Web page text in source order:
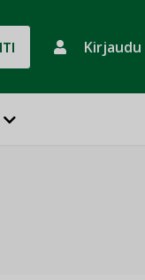
Kirjaudu